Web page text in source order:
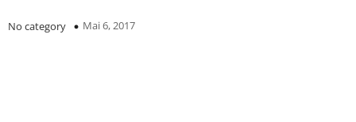
No category Mai 6, 2017